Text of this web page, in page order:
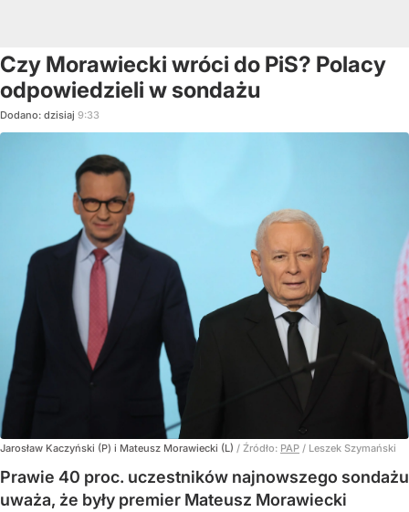
Czy Morawiecki wróci do PiS? Polacy
odpowiedzieli w sondażu
Dodano: dzisiaj 9:33
Jarosław Kaczyński (P) i Mateusz Morawiecki (L) / Źródło: PAP / Leszek Szymański
Prawie 40 proc. uczestników najnowszego sondażu
uważa, że były premier Mateusz Morawiecki